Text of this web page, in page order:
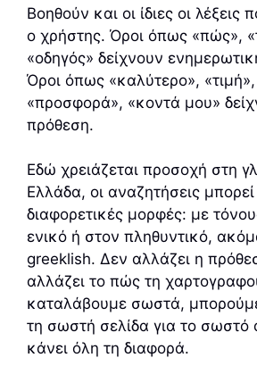
Βοηθούν και οι ίδιες οι λέξεις
ο χρήστης. Όροι όπως «πώς»,
«οδηγός» δείχνουν
Όροι όπως «καλύτερο»,
«προσφορά», «κοντά μου»
πρόθεση.
Εδώ χρειάζεται προσοχή στη
Ελλάδα, οι αναζητήσεις
διαφορετικές μορφές: με
ενικό ή στον πληθυντικό,
greeklish. Δεν αλλάζει η
αλλάζει το πώς τη
καταλάβουμε σωστά,
τη σωστή σελίδα για το σωστό
κάνει όλη τη διαφορά.